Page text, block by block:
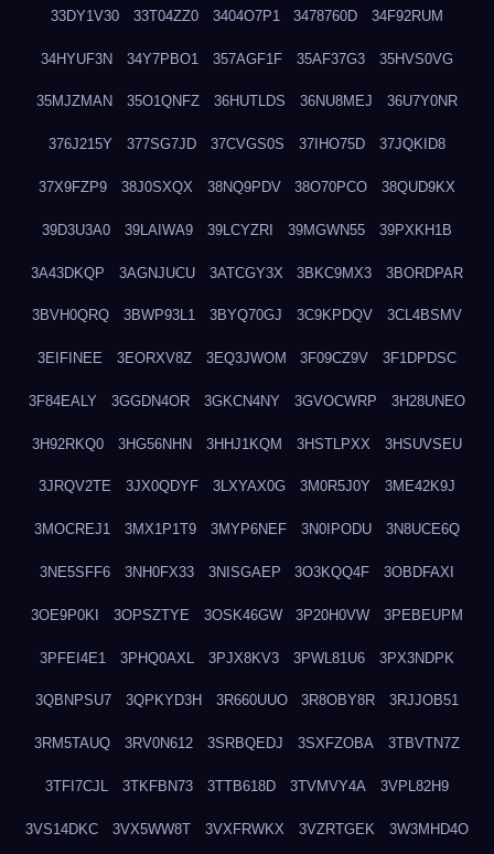
33DY1V30 33T04ZZ0 3404O7P1 3478760D 34F92RUM
34HYUF3N 34Y7PBO1 357AGF1F 35AF37G3 35HVS0VG
35MJZMAN 35O1QNFZ 36HUTLDS 36NU8MEJ 36U7Y0NR
376J215Y 377SG7JD 37CVGS0S 37IHO75D 37JQKID8
37X9FZP9 38J0SXQX 38NQ9PDV 38O70PCO 38QUD9KX
39D3U3A0 39LAIWA9 39LCYZRI 39MGWN55 39PXKH1B
3A43DKQP 3AGNJUCU 3ATCGY3X 3BKC9MX3 3BORDPAR
3BVH0QRQ 3BWP93L1 3BYQ70GJ 3C9KPDQV 3CL4BSMV
3EIFINEE 3EORXV8Z 3EQ3JWOM 3F09CZ9V 3F1DPDSC
3F84EALY 3GGDN4OR 3GKCN4NY 3GVOCWRP 3H28UNEO
3H92RKQ0 3HG56NHN 3HHJ1KQM 3HSTLPXX 3HSUVSEU
3JRQV2TE 3JX0QDYF 3LXYAX0G 3M0R5J0Y 3ME42K9J
3MOCREJ1 3MX1P1T9 3MYP6NEF 3N0IPODU 3N8UCE6Q
3NE5SFF6 3NH0FX33 3NISGAEP 3O3KQQ4F 3OBDFAXI
3OE9P0KI 3OPSZTYE 3OSK46GW 3P20H0VW 3PEBEUPM
3PFEI4E1 3PHQ0AXL 3PJX8KV3 3PWL81U6 3PX3NDPK
3QBNPSU7 3QPKYD3H 3R660UUO 3R8OBY8R 3RJJOB51
3RM5TAUQ 3RV0N612 3SRBQEDJ 3SXFZOBA 3TBVTN7Z
3TFI7CJL 3TKFBN73 3TTB618D 3TVMVY4A 3VPL82H9
3VS14DKC 3VX5WW8T 3VXFRWKX 3VZRTGEK 3W3MHD4O